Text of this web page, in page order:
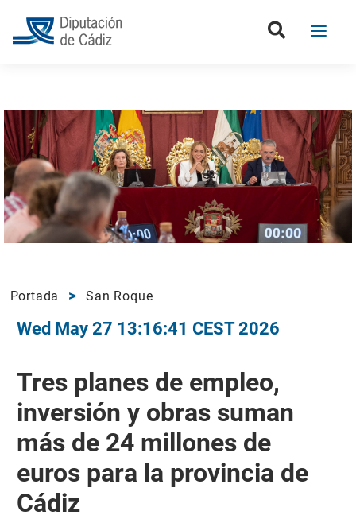
Portada San Roque
Wed May 27 13:16:41 CEST 2026
Tres planes de empleo,
inversión y obras suman
más de 24 millones de
euros para la provincia de
Cádiz